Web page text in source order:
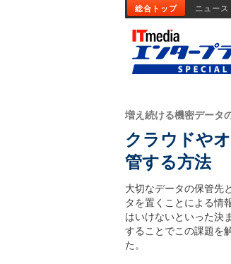
総合トップ ニュース
クラウドや
管する方法
増え続ける機密データ
大切なデータの保管先
タを置くことによる情
はいけないといった決
することでこの課題を
た。